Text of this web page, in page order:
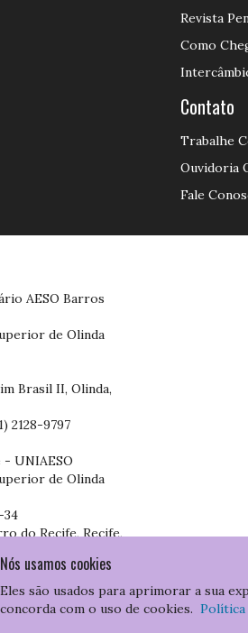
Nós usamos cookies
Eles são usados para aprimorar a sua
concorda com o uso de cookies. Política
Revista
Como
Contato
Trabalhe
Ouvidoria
Fale
AESO Barros
de Olinda
Brasil II, Olinda,
2128-9797
- UNIAESO
de Olinda
34
do Recife, Recife,
7536